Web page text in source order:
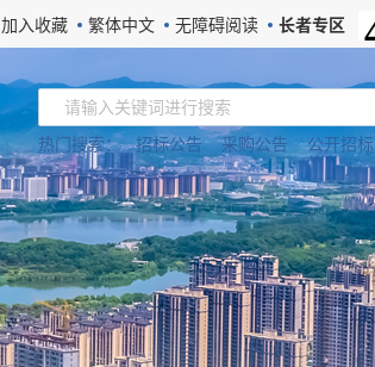
加入收藏 繁体中文 无障碍阅读 长者专区
热门搜索： 招标公告 采购公告 公开招标